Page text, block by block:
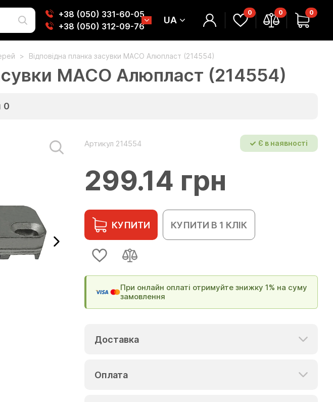
+38 (050) 331-60-05
+38 (050) 312-09-76
UA
0 0 0
Відповідна планка засувки MACO Алюпласт (214554)
MACO Алюпласт (214554)
0
Артикул 214554 Є в наявності
299.14 грн
КУПИТИ КУПИТИ В 1 КЛІК
При онлайн оплаті отримуйте знижку 1% на суму
замовлення
Доставка
Оплата